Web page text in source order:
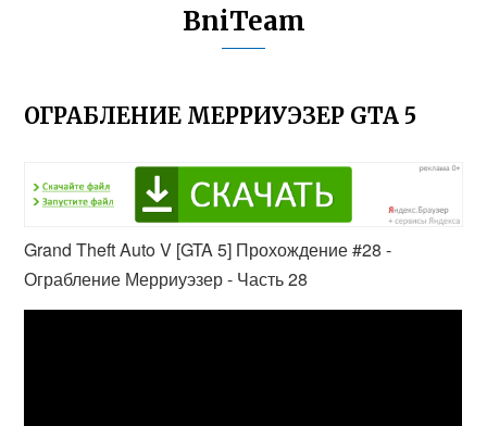
BniTeam
ОГРАБЛЕНИЕ МЕРРИУЭЗЕР GTA 5
Grand Theft Auto V [GTA 5] Прохождение #28 -
Ограбление Мерриуэзер - Часть 28